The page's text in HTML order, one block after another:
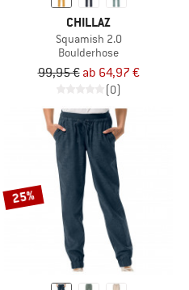
III
CHILLAZ
Squamish 2.0
Boulderhose
99,95 € ab 64,97 €
(0)
25%